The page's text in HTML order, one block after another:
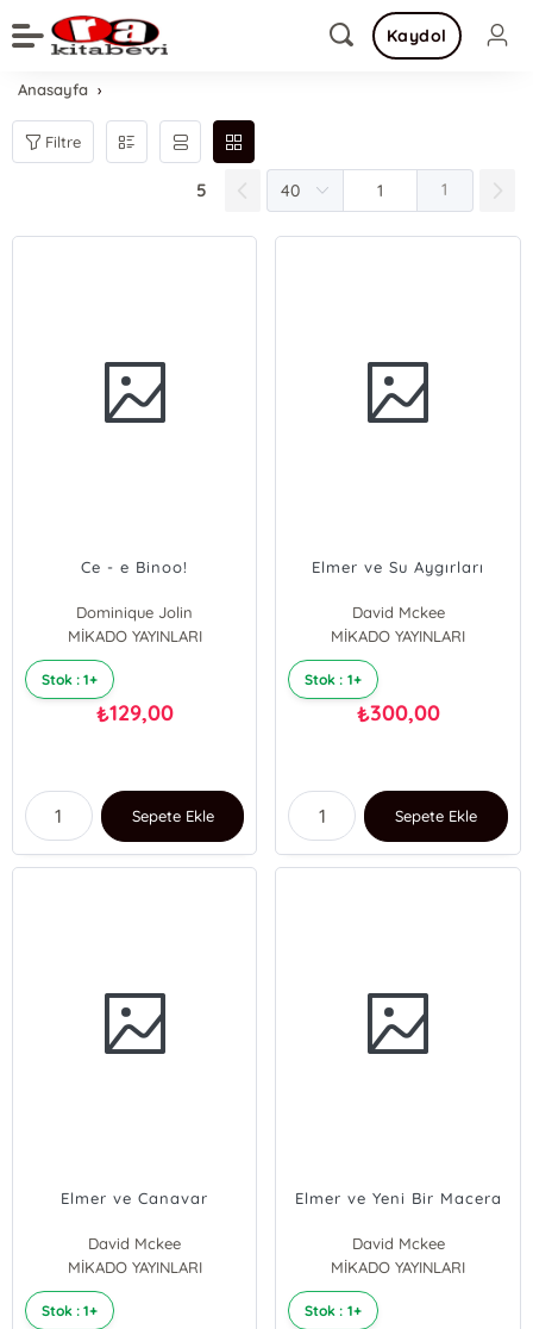
Kaydol
Anasayfa
Filtre
5 1
Ce - e Binoo!
Dominique Jolin
MİKADO YAYINLARI
Stok : 1+
₺129,00
Sepete Ekle
Elmer ve Su Aygırları
David Mckee
MİKADO YAYINLARI
Stok : 1+
₺300,00
Sepete Ekle
Elmer ve Canavar
David Mckee
MİKADO YAYINLARI
Stok : 1+
Elmer ve Yeni Bir Macera
David Mckee
MİKADO YAYINLARI
Stok : 1+